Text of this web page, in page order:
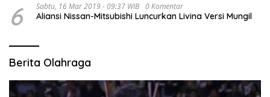
6 Sabtu, 16 Mar 2019 - 09:37 WIB 0 Komentar
Aliansi Nissan-Mitsubishi Luncurkan Livina Versi Mungil
Berita Olahraga